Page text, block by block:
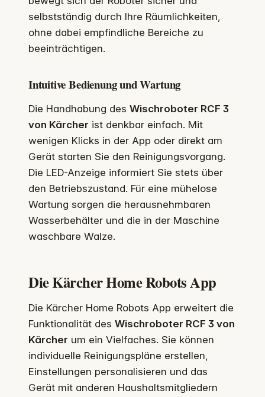
selbstständig durch Ihre Räumlichkeiten,
ohne dabei empfindliche Bereiche zu
beeinträchtigen.
Intuitive Bedienung und Wartung
Die Handhabung des Wischroboter RCF 3
von Kärcher ist denkbar einfach. Mit
wenigen Klicks in der App oder direkt am
Gerät starten Sie den Reinigungsvorgang.
Die LED-Anzeige informiert Sie stets über
den Betriebszustand. Für eine mühelose
Wartung sorgen die herausnehmbaren
Wasserbehälter und die in der Maschine
waschbare Walze.
Die Kärcher Home Robots App
Die Kärcher Home Robots App erweitert die
Funktionalität des Wischroboter RCF 3 von
Kärcher um ein Vielfaches. Sie können
individuelle Reinigungspläne erstellen,
Einstellungen personalisieren und das
Gerät mit anderen Haushaltsmitgliedern